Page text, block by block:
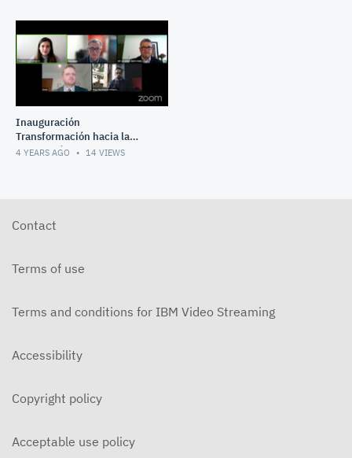
Inauguración
Transformación hacia la
Innovación Sustentable
4 YEARS AGO 14 VIEWS
Contact
Terms of use
Terms and conditions for IBM Video Streaming
Accessibility
Copyright policy
Acceptable use policy